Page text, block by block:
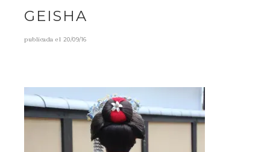
GEISHA
publicada el 20/09/16